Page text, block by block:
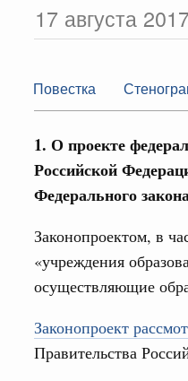
17 августа 2017
Повестка
1. О проекте
Российской
Федерального
Законопроектом, в
«учреждения
осуществляющие
Законопроект
Правительства
Общество
Государство
Государственные программы
30 июля,